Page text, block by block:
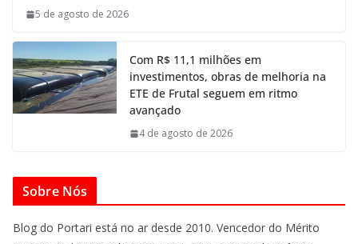
5 de agosto de 2026
Com R$ 11,1 milhões em
investimentos, obras de melhoria na
ETE de Frutal seguem em ritmo
avançado
4 de agosto de 2026
Sobre Nós
Blog do Portari está no ar desde 2010. Vencedor do Mérito